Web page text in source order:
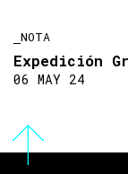
NOTA
Expedición
06 MAY 24